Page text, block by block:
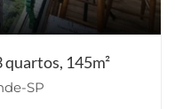
145m²
SP